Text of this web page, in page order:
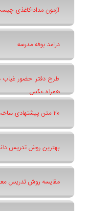
آزمون مداد-کاغذی
درامد بوفه مدرسه
طرح دفتر حضور غیاب
همراه عکس
20 متن پیشنهادی ساخت کارت پستال روز دانش آموز
بهترین روش تدریس
مقایسه روش تدریس